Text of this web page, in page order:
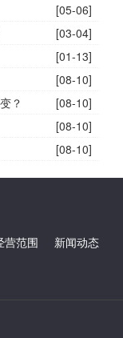
[05-06]
[03-04]
[01-13]
[08-10]
？
[08-10]
[08-10]
[08-10]
营范围
新闻动态